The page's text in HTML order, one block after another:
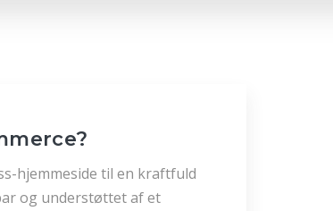
hjemmeside til en kraftfuld
og understøttet af et